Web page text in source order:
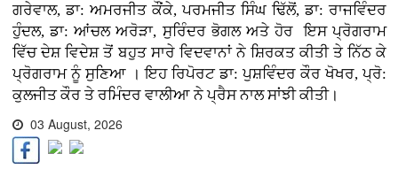
ਗਰੇਵਾਲ, ਡਾ: ਅਮਰਜੀਤ ਕੌਂਕੇ, ਪਰਮਜੀਤ ਸਿੰਘ ਢਿੱਲੋਂ, ਡਾ: ਰਾਜਵਿੰਦਰ
ਹੁੰਦਲ, ਡਾ: ਆਂਚਲ ਅਰੋੜਾ, ਸੁਰਿੰਦਰ ਭੋਗਲ ਅਤੇ ਹੋਰ ਇਸ ਪ੍ਰੋਗਰਾਮ
ਵਿੱਚ ਦੇਸ਼ ਵਿਦੇਸ਼ ਤੋਂ ਬਹੁਤ ਸਾਰੇ ਵਿਦਵਾਨਾਂ ਨੇ ਸ਼ਿਰਕਤ ਕੀਤੀ ਤੇ ਨਿੱਠ ਕੇ
ਪ੍ਰੋਗਰਾਮ ਨੂੰ ਸੁਣਿਆ । ਇਹ ਰਿਪੋਰਟ ਡਾ: ਪੁਸ਼ਵਿੰਦਰ ਕੌਰ ਖੋਖਰ, ਪ੍ਰੋ:
ਕੁਲਜੀਤ ਕੌਰ ਤੇ ਰਮਿੰਦਰ ਵਾਲੀਆ ਨੇ ਪ੍ਰੈਸ ਨਾਲ ਸਾਂਝੀ ਕੀਤੀ।
03 August, 2026